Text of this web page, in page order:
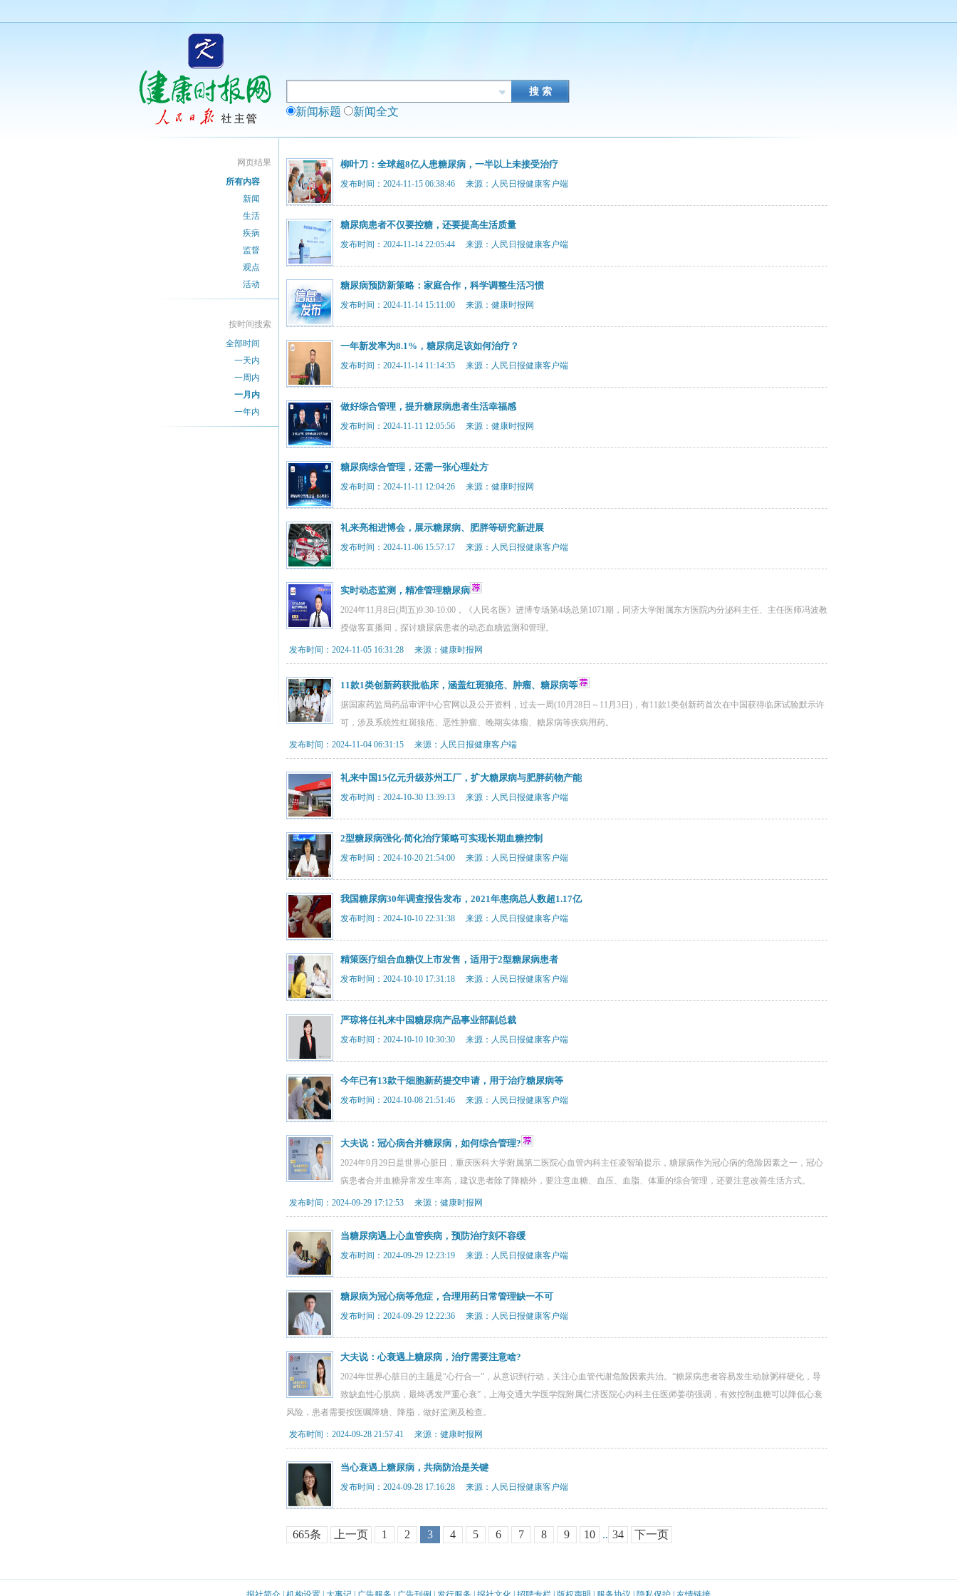
新闻标题 新闻全文
网页结果
所有内容
新闻
生活
疾病
监督
观点
活动
按时间搜索
全部时间
一天内
一周内
一月内
一年内
柳叶刀：全球超8亿人患糖尿病，一半以上未接受治疗
发布时间：2024-11-15 06:38:46 来源：人民日报健康客户端
糖尿病患者不仅要控糖，还要提高生活质量
发布时间：2024-11-14 22:05:44 来源：人民日报健康客户端
糖尿病预防新策略：家庭合作，科学调整生活习惯
发布时间：2024-11-14 15:11:00 来源：健康时报网
一年新发率为8.1%，糖尿病足该如何治疗？
发布时间：2024-11-14 11:14:35 来源：人民日报健康客户端
做好综合管理，提升糖尿病患者生活幸福感
发布时间：2024-11-11 12:05:56 来源：健康时报网
糖尿病综合管理，还需一张心理处方
发布时间：2024-11-11 12:04:26 来源：健康时报网
礼来亮相进博会，展示糖尿病、肥胖等研究新进展
发布时间：2024-11-06 15:57:17 来源：人民日报健康客户端
实时动态监测，精准管理糖尿病
2024年11月8日(周五)9:30-10:00，《人民名医》进博专场第4场总第1071期，同济大学附属东方医院内分泌科主任、主任医师冯波教
授做客直播间，探讨糖尿病患者的动态血糖监测和管理。
发布时间：2024-11-05 16:31:28 来源：健康时报网
11款1类创新药获批临床，涵盖红斑狼疮、肿瘤、糖尿病等
据国家药监局药品审评中心官网以及公开资料，过去一周(10月28日～11月3日)，有11款1类创新药首次在中国获得临床试验默示许
可，涉及系统性红斑狼疮、恶性肿瘤、晚期实体瘤、糖尿病等疾病用药。
发布时间：2024-11-04 06:31:15 来源：人民日报健康客户端
礼来中国15亿元升级苏州工厂，扩大糖尿病与肥胖药物产能
发布时间：2024-10-30 13:39:13 来源：人民日报健康客户端
2型糖尿病强化-简化治疗策略可实现长期血糖控制
发布时间：2024-10-20 21:54:00 来源：人民日报健康客户端
我国糖尿病30年调查报告发布，2021年患病总人数超1.17亿
发布时间：2024-10-10 22:31:38 来源：人民日报健康客户端
精策医疗组合血糖仪上市发售，适用于2型糖尿病患者
发布时间：2024-10-10 17:31:18 来源：人民日报健康客户端
严琼将任礼来中国糖尿病产品事业部副总裁
发布时间：2024-10-10 10:30:30 来源：人民日报健康客户端
今年已有13款干细胞新药提交申请，用于治疗糖尿病等
发布时间：2024-10-08 21:51:46 来源：人民日报健康客户端
大夫说：冠心病合并糖尿病，如何综合管理?
2024年9月29日是世界心脏日，重庆医科大学附属第二医院心血管内科主任凌智瑜提示，糖尿病作为冠心病的危险因素之一，冠心
病患者合并血糖异常发生率高，建议患者除了降糖外，要注意血糖、血压、血脂、体重的综合管理，还要注意改善生活方式。
发布时间：2024-09-29 17:12:53 来源：健康时报网
当糖尿病遇上心血管疾病，预防治疗刻不容缓
发布时间：2024-09-29 12:23:19 来源：人民日报健康客户端
糖尿病为冠心病等危症，合理用药日常管理缺一不可
发布时间：2024-09-29 12:22:36 来源：人民日报健康客户端
大夫说：心衰遇上糖尿病，治疗需要注意啥?
2024年世界心脏日的主题是“心行合一”，从意识到行动，关注心血管代谢危险因素共治。“糖尿病患者容易发生动脉粥样硬化，导
致缺血性心肌病，最终诱发严重心衰”，上海交通大学医学院附属仁济医院心内科主任医师姜萌强调，有效控制血糖可以降低心衰
风险，患者需要按医嘱降糖、降脂，做好监测及检查。
发布时间：2024-09-28 21:57:41 来源：健康时报网
当心衰遇上糖尿病，共病防治是关键
发布时间：2024-09-28 17:16:28 来源：人民日报健康客户端
665条 上一页 1 2 3 4 5 6 7 8 9 10 .. 34 下一页